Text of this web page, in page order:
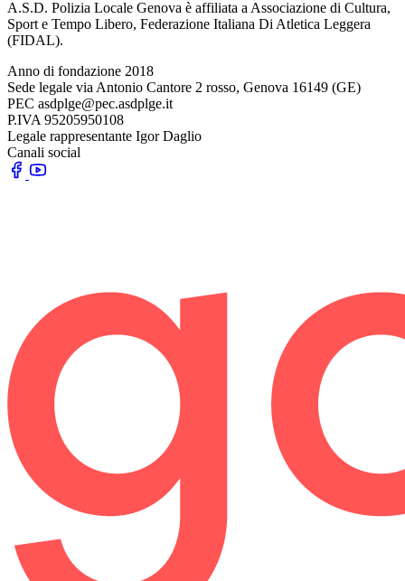
A.S.D. Polizia Locale Genova è affiliata a Associazione di Cultura,
Sport e Tempo Libero, Federazione Italiana Di Atletica Leggera
(FIDAL).
Anno di fondazione 2018
Sede legale via Antonio Cantore 2 rosso, Genova 16149 (GE)
PEC asdplge@pec.asdplge.it
P.IVA 95205950108
Legale rappresentante Igor Daglio
Canali social